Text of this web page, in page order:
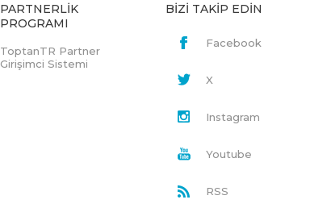
PARTNERLIK
PROGRAMI
ToptanTR Partner
Girişimci Sistemi
BİZİ TAKİP EDİN
Facebook
X
Instagram
Youtube
RSS